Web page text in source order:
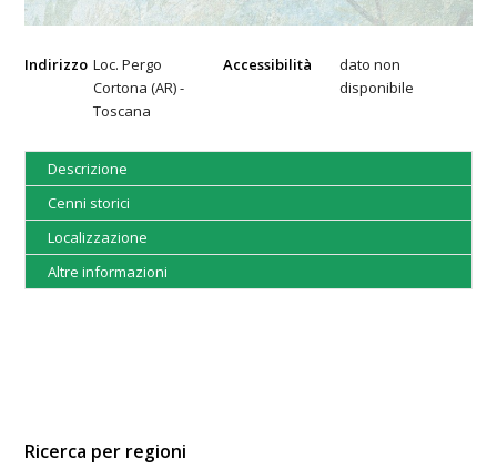
Indirizzo Loc. Pergo
Cortona (AR) -
Toscana
Accessibilità
dato non
disponibile
Descrizione
Cenni storici
Localizzazione
Altre informazioni
Ricerca per regioni